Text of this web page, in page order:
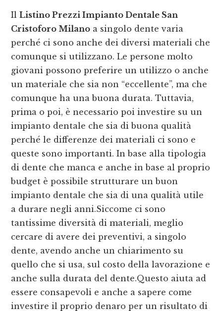
IlListino Prezzi Impianto Dentale San
Cristoforo Milano a singolo dente varia
perché ci sono anche dei diversi materiali che
comunque si utilizzano. Le persone molto
giovani possono preferire un utilizzo o anche
un materiale che sia non “eccellente”, ma che
comunque ha una buona durata. Tuttavia,
prima o poi, è necessario poi investire su un
impianto dentale che sia di buona qualità
perché le differenze dei materiali ci sono e
queste sono importanti. In base alla tipologia
di dente che manca e anche in base al proprio
budget è possibile strutturare un buon
impianto dentale che sia di una qualità utile
a durare negli anni.Siccome ci sono
tantissime diversità di materiali, meglio
cercare di avere dei preventivi, a singolo
dente, avendo anche un chiarimento su
quello che si usa, sul costo della lavorazione e
anche sulla durata del dente.Questo aiuta ad
essere consapevoli e anche a sapere come
investire il proprio denaro per un risultato di